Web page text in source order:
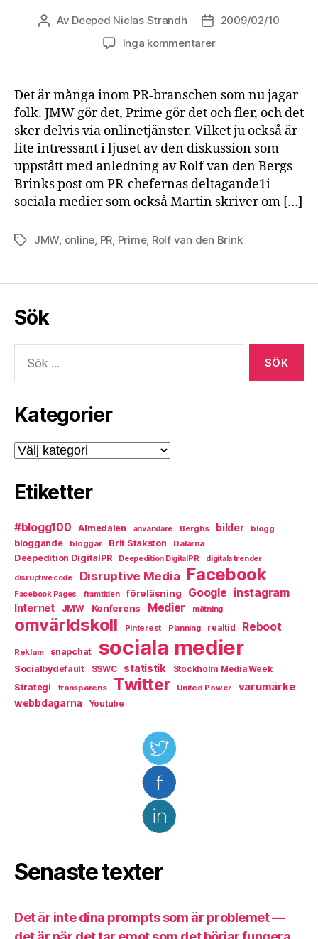
Inläggsförfattare
Av Deeped Niclas Strandh Inläggsdatum
2009/02/10
Inga kommentarer
Det är många inom PR-branschen som nu jagar
folk. JMW gör det, Prime gör det och fler, och det
sker delvis via onlinetjänster. Vilket ju också är
lite intressant i ljuset av den diskussion som
uppstått med anledning av Rolf van den Bergs
Brinks post om PR-chefernas deltagande1i
sociala medier som också Martin skriver om […]
Etiketter
JMW, online PR Prime, Rolf van den Brink
Sök
efter:
Kategorier
Kategorier
Etiketter
#blogg100 Almedalen användare Berghs bilder blogg
bloggande bloggar Brit Stakston Dalarna
Deepedition DigitalPR Deepedition DigitalPR digitala trender
disruptive code Disruptive Media Facebook
Facebook Pages framtiden föreläsning Google instagram
Internet JMW Konferens Medier mätning
omvärldskoll Pinterest Planning realtid Reboot
Reklam snapchat sociala medier
Socialbydefault SSWC statistik Stockholm Media Week
Strategi transparens Twitter United Power varumärke
webbdagarna Youtube
Senaste texter
Det är inte dina prompts som är problemet —